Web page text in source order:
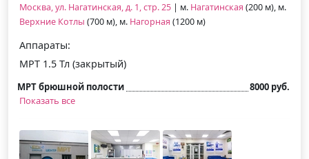
Москва, ул. Нагатинская, д. 1, стр. 25 | м. Нагатинская (200 м), м.
Верхние Котлы (700 м), м. Нагорная (1200 м)
Аппараты:
МРТ 1.5 Тл (закрытый)
МРТ брюшной полости
8000 руб.
Показать все